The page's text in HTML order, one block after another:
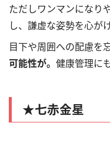
ただしワンマンになり
し、謙虚な姿勢を心が
目下や周囲への配慮を
可能性が。 健康管理に
★七赤金星